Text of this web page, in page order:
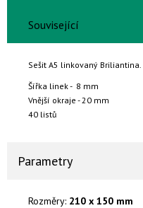
Související
Sešit A5 linkovaný Briliantina.
Šířka linek - 8 mm
Vnější okraje - 20 mm
40 listů
Parametry
Rozměry: 210 x 150 mm